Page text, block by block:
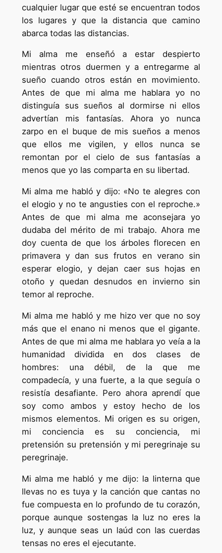
cualquier lugar que esté se encuentran todos
los lugares y que la distancia que camino
abarca todas las distancias.
Mi alma me enseñó a estar despierto
mientras otros duermen y a entregarme al
sueño cuando otros están en movimiento.
Antes de que mi alma me hablara yo no
distinguía sus sueños al dormirse ni ellos
advertían mis fantasías. Ahora yo nunca
zarpo en el buque de mis sueños a menos
que ellos me vigilen, y ellos nunca se
remontan por el cielo de sus fantasías a
menos que yo las comparta en su libertad.
Mi alma me habló y dijo: «No te alegres con
el elogio y no te angusties con el reproche.»
Antes de que mi alma me aconsejara yo
dudaba del mérito de mi trabajo. Ahora me
doy cuenta de que los árboles florecen en
primavera y dan sus frutos en verano sin
esperar elogio, y dejan caer sus hojas en
otoño y quedan desnudos en invierno sin
temor al reproche.
Mi alma me habló y me hizo ver que no soy
más que el enano ni menos que el gigante.
Antes de que mi alma me hablara yo veía a la
humanidad dividida en dos clases de
hombres: una débil, de la que me
compadecía, y una fuerte, a la que seguía o
resistía desafiante. Pero ahora aprendí que
soy como ambos y estoy hecho de los
mismos elementos. Mi origen es su origen,
mi conciencia es su conciencia, mi
pretensión su pretensión y mi peregrinaje su
peregrinaje.
Mi alma me habló y me dijo: la linterna que
llevas no es tuya y la canción que cantas no
fue compuesta en lo profundo de tu corazón,
porque aunque sostengas la luz no eres la
luz, y aunque seas un laúd con las cuerdas
tensas no eres el ejecutante.